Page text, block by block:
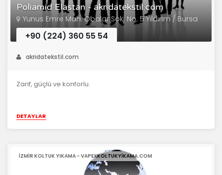
Poliamid Elastan - akridatekstil.com
Yunus Emre Mah. Obalar Sok. No: 5 Yıldırım / Bursa
+90 (224) 360 55 54
akridatekstil.com
Zarif, güçlü ve konforlu.
DETAYLAR
IZMIR KOLTUK YIKAMA - VAPEXKOLTUKYIKAMA.COM